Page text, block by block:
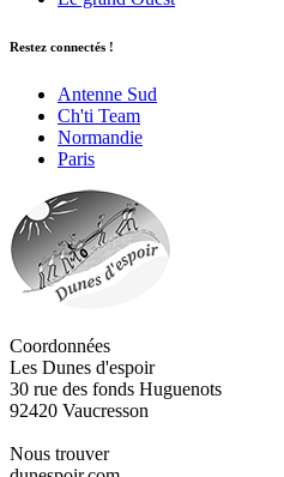
Restez connectés !
Antenne Sud
Ch'ti Team
Normandie
Paris
Coordonnées
Les Dunes d'espoir
30 rue des fonds Huguenots
92420 Vaucresson
Nous trouver